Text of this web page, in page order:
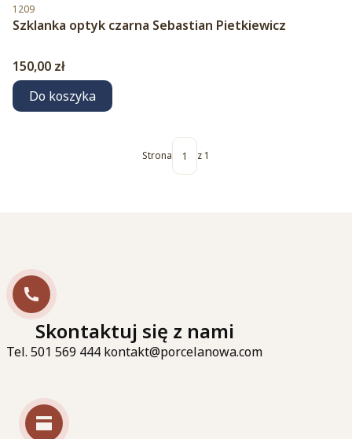
Kod produktu
1209
Szklanka optyk czarna Sebastian Pietkiewicz
Cena
150,00 zł
Do koszyka
Strona z 1
Skontaktuj się z nami
Tel. 501 569 444 kontakt@porcelanowa.com